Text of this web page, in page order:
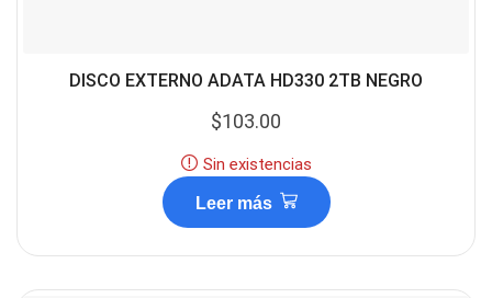
DISCO EXTERNO ADATA HD330 2TB NEGRO
$103.00
Sin existencias
Leer más